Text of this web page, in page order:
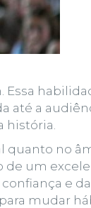
Essa
até a
história.
quanto no
de um
e da
mudar